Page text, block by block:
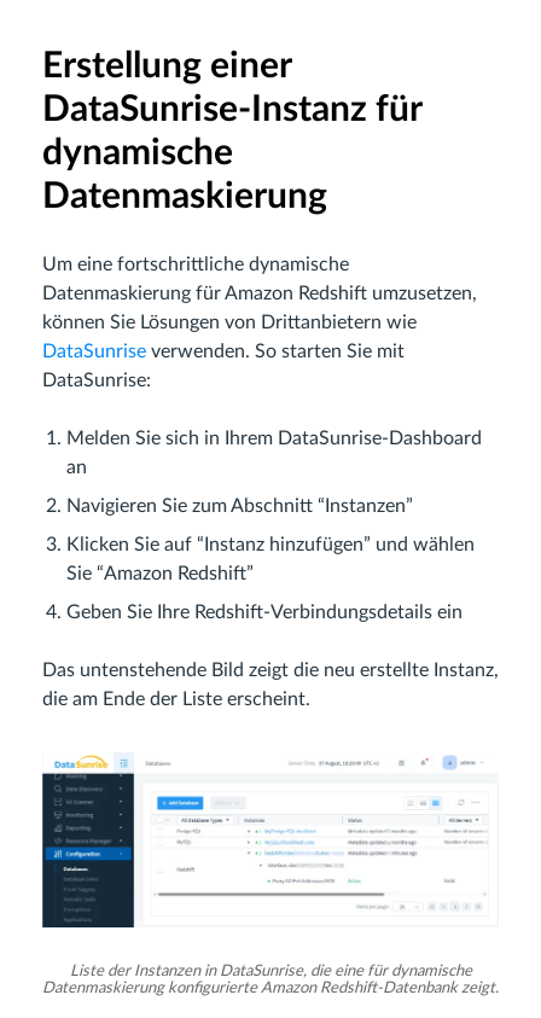
Erstellung einer
DataSunrise-Instanz für
dynamische
Datenmaskierung
Um eine fortschrittliche dynamische
Datenmaskierung für Amazon Redshift umzusetzen,
können Sie Lösungen von Drittanbietern wie
DataSunrise verwenden. So starten Sie mit
DataSunrise:
Melden Sie sich in Ihrem DataSunrise-Dashboard
an
Navigieren Sie zum Abschnitt “Instanzen”
Klicken Sie auf “Instanz hinzufügen” und wählen
Sie “Amazon Redshift”
Geben Sie Ihre Redshift-Verbindungsdetails ein
Das untenstehende Bild zeigt die neu erstellte Instanz,
die am Ende der Liste erscheint.
Liste der Instanzen in DataSunrise, die eine für dynamische
Datenmaskierung konfigurierte Amazon Redshift-Datenbank zeigt.